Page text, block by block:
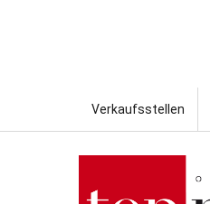
Verkaufsstellen